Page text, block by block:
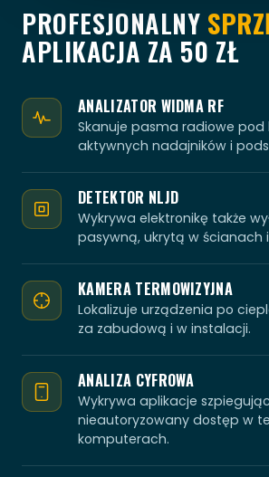
PROFESJONALNY
APLIKACJA ZA 50 ZŁ
ANALIZATOR WIDMA RF
Skanuje pasma radiowe
aktywnych nadajników i
DETEKTOR NLJD
Wykrywa elektronikę także
pasywną, ukrytą w ścianach
KAMERA TERMOWIZYJNA
Lokalizuje urządzenia po
za zabudową i w instalacji.
ANALIZA CYFROWA
Wykrywa aplikacje
nieautoryzowany dostęp w
komputerach.